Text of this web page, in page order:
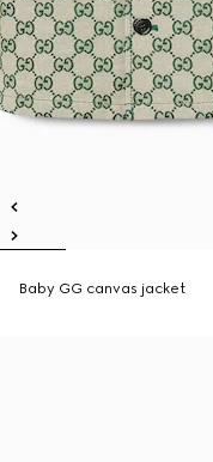
Baby GG canvas jacket